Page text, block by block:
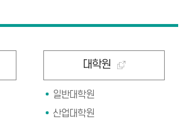
대학원
일반대학원
산업대학원